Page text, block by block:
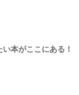
本がここにある！